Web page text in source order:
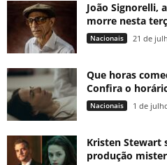
João Signorelli,
morre nesta
Nacionais 21 de
Que horas
Confira o
Nacionais 1 de
Kristen Stewart
produção